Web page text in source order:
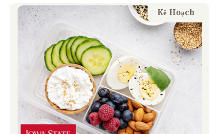
hoạch bữa ăn này là một phác thảo về
protein và một số nhóm thực phẩm
khác mà mọi người có thể cần trong
một ngày.
Kế Hoạch